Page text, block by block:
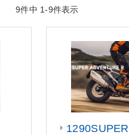
9件中 1-9件表示
1290SUPER